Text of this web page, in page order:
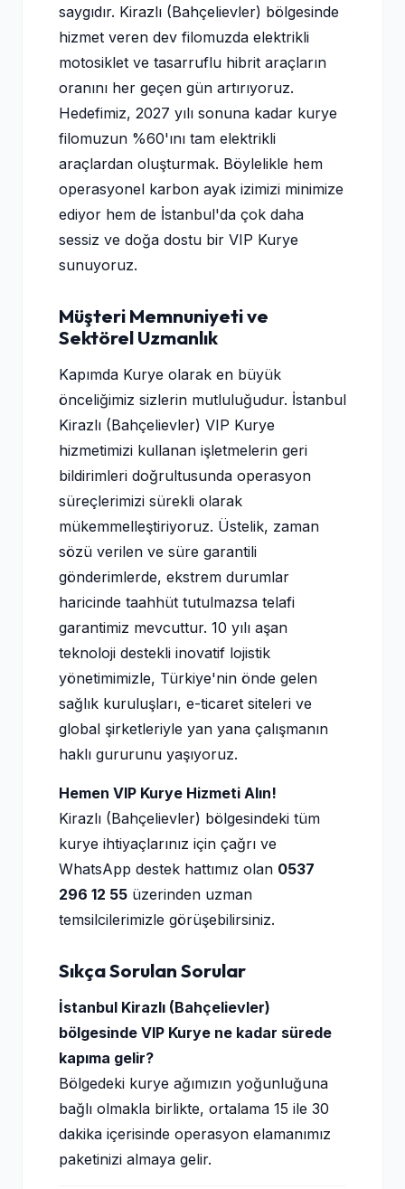
saygıdır. Kirazlı (Bahçelievler) bölgesinde
hizmet veren dev filomuzda elektrikli
motosiklet ve tasarruflu hibrit araçların
oranını her geçen gün artırıyoruz.
Hedefimiz, 2027 yılı sonuna kadar kurye
filomuzun %60'ını tam elektrikli
araçlardan oluşturmak. Böylelikle hem
operasyonel karbon ayak izimizi minimize
ediyor hem de İstanbul'da çok daha
sessiz ve doğa dostu bir VIP Kurye
sunuyoruz.
Müşteri Memnuniyeti ve
Sektörel Uzmanlık
Kapımda Kurye olarak en büyük
önceliğimiz sizlerin mutluluğudur. İstanbul
Kirazlı (Bahçelievler) VIP Kurye
hizmetimizi kullanan işletmelerin geri
bildirimleri doğrultusunda operasyon
süreçlerimizi sürekli olarak
mükemmelleştiriyoruz. Üstelik, zaman
sözü verilen ve süre garantili
gönderimlerde, ekstrem durumlar
haricinde taahhüt tutulmazsa telafi
garantimiz mevcuttur. 10 yılı aşan
teknoloji destekli inovatif lojistik
yönetimimizle, Türkiye'nin önde gelen
sağlık kuruluşları, e-ticaret siteleri ve
global şirketleriyle yan yana çalışmanın
haklı gururunu yaşıyoruz.
Hemen VIP Kurye Hizmeti Alın!
Kirazlı (Bahçelievler) bölgesindeki tüm
kurye ihtiyaçlarınız için çağrı ve
WhatsApp destek hattımız olan 0537
296 12 55 üzerinden uzman
temsilcilerimizle görüşebilirsiniz.
Sıkça Sorulan Sorular
İstanbul Kirazlı (Bahçelievler)
bölgesinde VIP Kurye ne kadar sürede
kapıma gelir?
Bölgedeki kurye ağımızın yoğunluğuna
bağlı olmakla birlikte, ortalama 15 ile 30
dakika içerisinde operasyon elamanımız
paketinizi almaya gelir.